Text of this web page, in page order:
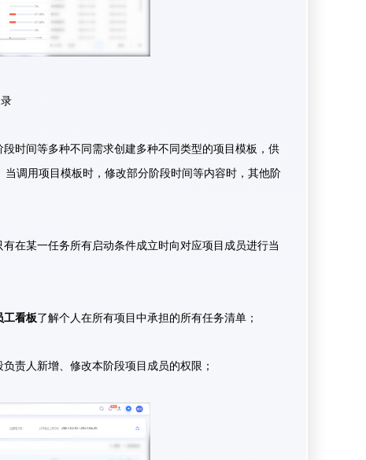
时间等多种不同需求创建多种不同类型的项目模板，供
调用项目模板时，修改部分阶段时间等内容时，其他阶
在某一任务所有启动条件成立时向对应项目成员进行当
工看板了解个人在所有项目中承担的所有任务清单；
责人新增、修改本阶段项目成员的权限；